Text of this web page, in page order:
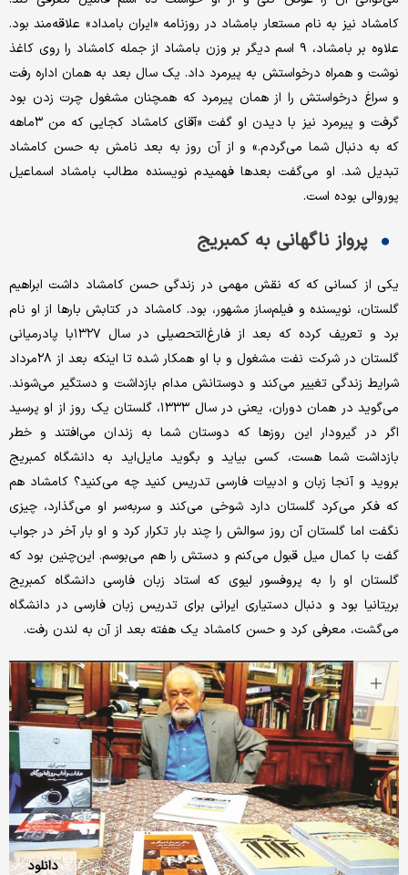
کامشاد نیز به نام مستعار بامشاد در روزنامه «ایران بامداد» علاقه‌مند بود.
علاوه بر بامشاد، ۹ اسم دیگر بر وزن بامشاد از جمله کامشاد را روی کاغذ
نوشت و همراه درخواستش به پیرمرد داد. یک سال بعد به همان اداره رفت
و سراغ درخواستش را از همان پیرمرد که همچنان مشغول چرت زدن بود
گرفت و پیرمرد نیز با دیدن او گفت «آقای کامشاد کجایی که من ۳ماهه
که به دنبال شما می‌گردم.» و از آن روز به بعد نامش به حسن کامشاد
تبدیل شد. او می‌گفت بعدها فهمیدم نویسنده مطالب بامشاد اسماعیل
پوروالی بوده است.
پرواز ناگهانی به کمبریج
یکی از کسانی که که نقش مهمی در زندگی حسن کامشاد داشت ابراهیم
گلستان، نویسنده و فیلم‌ساز مشهور، بود. کامشاد در کتابش بارها از او نام
برد و تعریف کرده که بعد از فارغ‌التحصیلی در سال ۱۳۲۷با پادرمیانی
گلستان در شرکت نفت مشغول و با او همکار شده تا اینکه بعد از ۲۸مرداد
شرایط زندگی تغییر می‌کند و دوستانش مدام بازداشت و دستگیر می‌شوند.
می‌گوید در همان دوران، یعنی در سال ۱۳۳۳، گلستان یک روز از او پرسید
اگر در گیرودار این روزها که دوستان شما به زندان می‌افتند و خطر
بازداشت شما هست، کسی بیاید و بگوید مایل‌اید به دانشگاه کمبریج
بروید و آنجا زبان و ادبیات فارسی تدریس کنید چه می‌کنید؟ کامشاد هم
که فکر می‌کرد گلستان دارد شوخی می‌کند و سر‌به‌سر او می‌گذارد، چیزی
نگفت اما گلستان آن روز سوالش را چند بار تکرار کرد و او بار آخر در جواب
گفت با کمال میل قبول می‌کنم و دستش را هم می‌بوسم. این‌چنین بود که
گلستان او را به پروفسور لیوی که استاد زبان فارسی دانشگاه کمبریج
بریتانیا بود و دنبال دستیاری ایرانی برای تدریس زبان فارسی در دانشگاه
می‌گشت، معرفی کرد و حسن کامشاد یک هفته بعد از آن به لندن رفت.
دانلود